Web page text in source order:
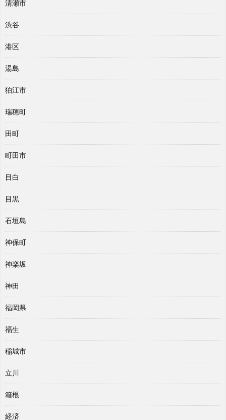
清瀬市
渋谷
港区
湯島
狛江市
瑞穂町
田町
町田市
目白
目黒
石垣島
神保町
神楽坂
神田
福岡県
福生
稲城市
立川
箱根
経済